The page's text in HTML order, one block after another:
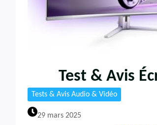
Test & Avis
Tests & Avis Audio & Vidéo
29 mars 2025